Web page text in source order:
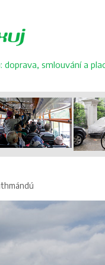
doprava, smlouvání a